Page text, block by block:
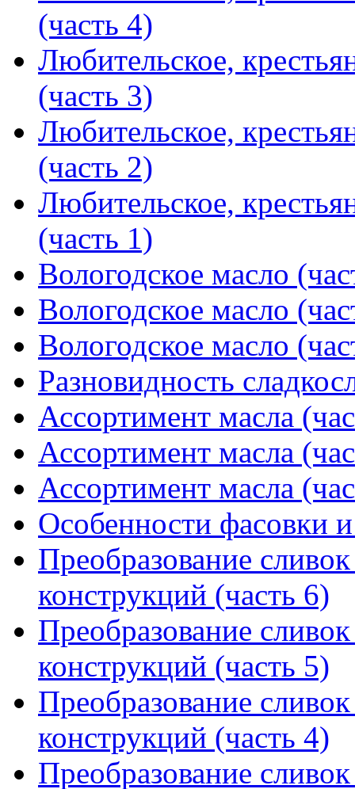
(часть 4)
Любительское,
(часть 3)
Любительское,
(часть 2)
Любительское,
(часть 1)
Вологодское масло
Вологодское масло
Вологодское масло
Разновидность
Ассортимент масла
Ассортимент масла
Ассортимент масла
Особенности фасовки
Преобразование
конструкций (часть 6)
Преобразование
конструкций (часть 5)
Преобразование
конструкций (часть 4)
Преобразование